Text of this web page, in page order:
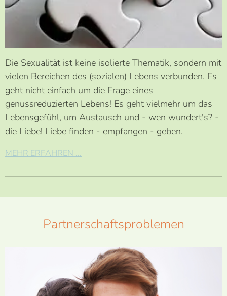
Die Sexualität ist keine isolierte Thematik, sondern mit
vielen Bereichen des (sozialen) Lebens verbunden. Es
geht nicht einfach um die Frage eines
genussreduzierten Lebens! Es geht vielmehr um das
Lebensgefühl, um Austausch und - wen wundert's? -
die Liebe! Liebe finden - empfangen - geben.
MEHR ERFAHREN ...
Partnerschaftsproblemen